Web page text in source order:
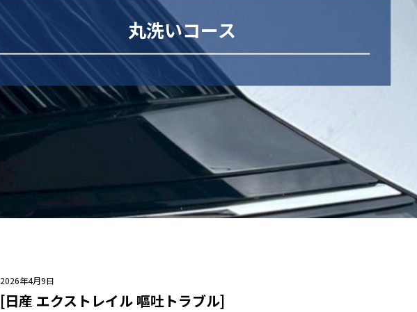
丸洗いコース
2026年4月9日
[日産 エクストレイル 嘔吐トラブル]